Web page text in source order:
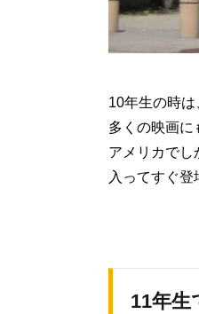
10年生の時
多くの映画に
アメリカでし
入ってすぐ登
11年